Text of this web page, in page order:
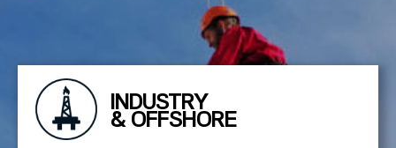
INDUSTRY
& OFFSHORE